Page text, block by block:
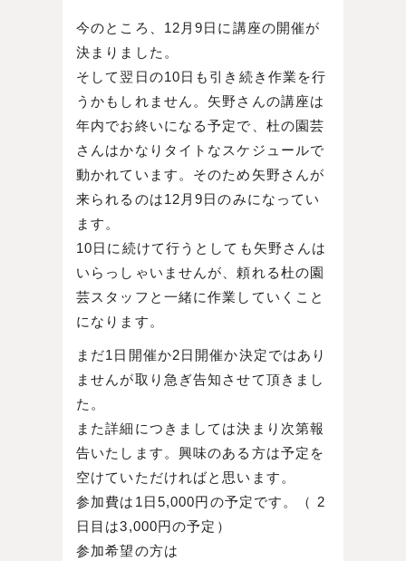
今のところ、12月9日に講座の開催が
決まりました。
そして翌日の10日も引き続き作業を行
うかもしれません。矢野さんの講座は
年内でお終いになる予定で、杜の園芸
さんはかなりタイトなスケジュールで
動かれています。そのため矢野さんが
来られるのは12月9日のみになってい
ます。
10日に続けて行うとしても矢野さんは
いらっしゃいませんが、頼れる杜の園
芸スタッフと一緒に作業していくこと
になります。
まだ1日開催か2日開催か決定ではあり
ませんが取り急ぎ告知させて頂きまし
た。
また詳細につきましては決まり次第報
告いたします。興味のある方は予定を
空けていただければと思います。
参加費は1日5,000円の予定です。（ 2
日目は3,000円の予定）
参加希望の方は